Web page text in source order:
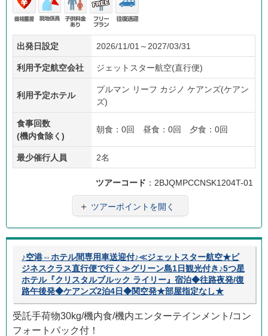
価格
重視
現地
係員
子供
あり
フリ
ープ
ラン
往復
送迎
出発日設定 2026/11/01～2027/03/31
利用予定航空会社 ジェットスター航空(直行便)
利用予定ホテル
プルマン リーフ カジノ ケアンズ(ケアン
ズ)
食事回数
(機内食除く)
朝食：0回 昼食：0回 夕食：0回
最少催行人員 2名
ツアーコード ：2BJQMPCCNSK1204T-01
＋ ツアーポイントを開く
♪空港⇔ホテル間専用車送迎付♪≪ジェットスター航空★ビ
ジネスクラス直行便で行く≫グリーン島1日観光付き♪5つ星
ホテル『クリスタルブルック ライリー』宿泊◆往路夜発/復
路午後発◆ケアンズ2泊4日◆関空発★部屋指定なし★
受託手荷物30kg/機内食/機内エンターテインメント/コン
フォートパック付！